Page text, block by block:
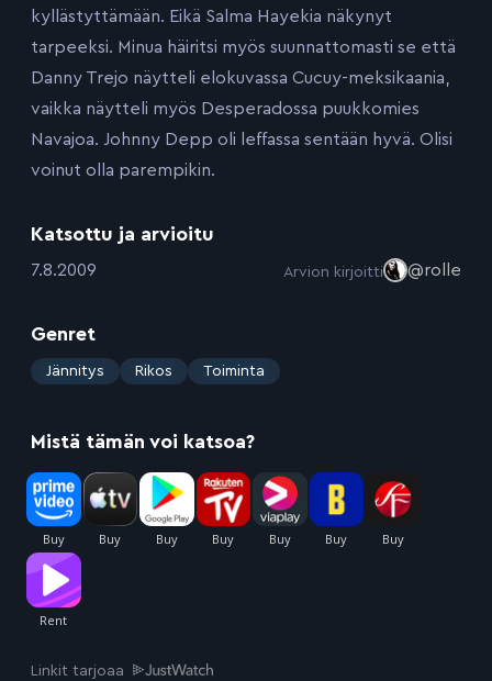
kyllästyttämään. Eikä Salma Hayekia näkynyt
tarpeeksi. Minua häiritsi myös suunnattomasti se että
Danny Trejo näytteli elokuvassa Cucuy-meksikaania,
vaikka näytteli myös Desperadossa puukkomies
Navajoa. Johnny Depp oli leffassa sentään hyvä. Olisi
voinut olla parempikin.
Katsottu ja arvioitu
:7.8.2009 Arvion kirjoitti @rolle
Genret
: Jännitys Rikos Toiminta
Mistä tämän voi katsoa?
Linkit tarjoaa